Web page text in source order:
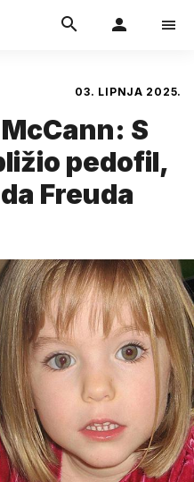
03. LIPNJA 2025.
S
pedofil,
Freuda